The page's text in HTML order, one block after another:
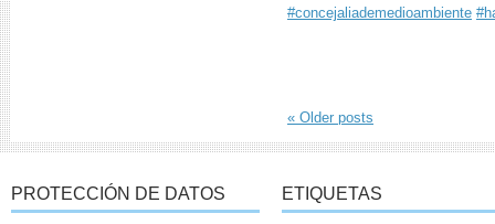
#concejaliademedioambiente
« Older posts
PROTECCIÓN DE DATOS ETIQUETAS